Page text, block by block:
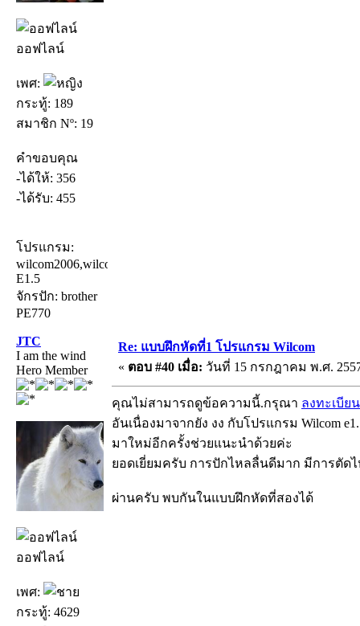
ออฟไลน์
เพศ:
กระทู้: 189
สมาชิก Nº: 19
คำขอบคุณ
-ได้ให้: 356
-ได้รับ: 455
โปรแกรม:
wilcom2006,wilcom
E1.5
จักรปัก: brother
PE770
JTC
I am the wind
Hero Member
ออฟไลน์
เพศ:
กระทู้: 4629
Re: แบบฝึกหัดที่1 โปรแกรม Wilcom
« ตอบ #40 เมื่อ: วันที่ 15 กรกฎาคม พ.ศ.
คุณไม่สามารถดูข้อความนี้.กรุณา ลงทะเบียน
อันเนื่องมาจากยัง งง กับโปรแกรม Wilcom
มาใหม่อีกครั้งช่วยแนะนำด้วยค่ะ
ยอดเยี่ยมครับ การปักไหลลื่นดีมาก มีการตัด
ผ่านครับ พบกันในแบบฝึกหัดที่สองได้